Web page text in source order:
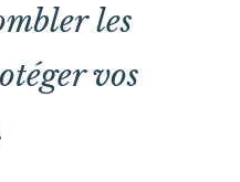
les
vos